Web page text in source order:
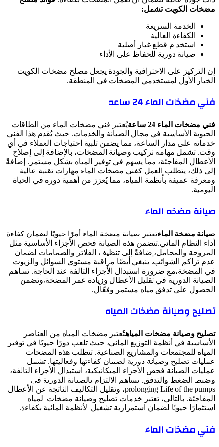
مضخات الكويت تشمل:
الخدمة السريعة
الكفاءة العالية
استخدام قطع غيار أصلية
صيانة دورية للحفاظ على الأداء
إن التركيز على الاحترافية والجودة يجعل مصلح مضخات الكويت
الخيار الأول لمستخدمي المضخات في المنطقة.
فني مضخات الماء 24 ساعه
فني مضخات الماء 24 ساعة
يُعتبر فني مضخات الماء من الطاقات
الحيوية الأساسية في مجال الصيانة والخدمات. حيث يُقدم هذا الفني
خدماته على مدار الساعة، مما يضمن تلبية احتياجات العملاء في أي
وقت. تشمل مهامه تركيب وصيانة المضخات، بالإضافة إلى إصلاح
الأعطال المفاجئة، مما يسهم في توفير المياه بشكل مستمر. إضافةً
إلى ذلك، يتطلب العمل كفني مضخات الماء مهارات تقنية عالية
ومعرفة عميقة بأنظمة المياه، مما يُعزز من أهمية دوره في الحياة
اليومية.
صيانة مضخه الماء
صيانة مضخة الماءتعتبر صيانة مضخة الماء أمرًا حيويًا لضمان كفاءة
أداء النظام المائي.تتضمن هذه الصيانة فحص الأجزاء الأساسية مثل
المروحة والمحامل،إضافةً إلى تنظيف الفلاتر والصمامات لضمان
عدم تراكم الشوائب. ينبغي أيضًا مراقبة مستوى السوائل والزيوت
في المضخة،مع ضرورة استبدال الأجزاء التالفة عند الحاجة. تساهم
الصيانة الدورية في تقليل الأعطال وزيادة عمر المضخة،وتضمن
الحصول على تدفق مياه مستمر وفعّال.
تصليح وصيانة مضخات المياه
تصليح وصيانة مضخات المياهتُعتبر مضخات المياه من العناصر
الأساسية في أنظمة التوزيع المائي، حيث تلعب دورًا حيويًا في توفير
المياه للمجتمعات والمشاريع الصناعية. تتطلب هذه المضخات
عمليات تصليح وصيانة دورية لضمان كفاءتها وفعاليتها. تشمل
عمليات الصيانة فحص الأجزاء الميكانيكية، استبدال الأجزاء التالفة،
وضبط الضغط والتدفق. يساهم الالتزام بالصيانة الدورية في
prolonging Life of the pumps، وتقليل التكاليف الناتجة عن الأعطال
المفاجئة. بالتالي، تعتبر خدمات تصليح وصيانة مضخات المياه
استثمارًا حيويًا لضمان استمرارية تشغيل الأنظمة المائية بكفاءة.
فني مضخات الماء